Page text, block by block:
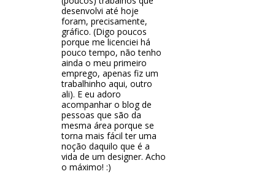
desenvolvi até hoje
foram, precisamente,
gráfico. (Digo poucos
porque me licenciei há
pouco tempo, não tenho
ainda o meu primeiro
emprego, apenas fiz um
trabalhinho aqui, outro
ali). E eu adoro
acompanhar o blog de
pessoas que são da
mesma área porque se
torna mais fácil ter uma
noção daquilo que é a
vida de um designer. Acho
o máximo! :)